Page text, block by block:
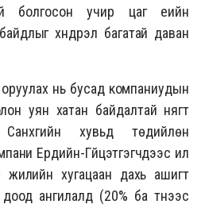
болгосон учир цаг үеийн
хүндрэл багатай даван
оруулах нь бусад компаниудын
уян хатан байдалтай нягт
хувьд төдийлөн
Ердийн-Гүйцэтгэгчдээс илүү
жилийн хугацаан дахь ашигт
ангилалд (20% ба түүнээс